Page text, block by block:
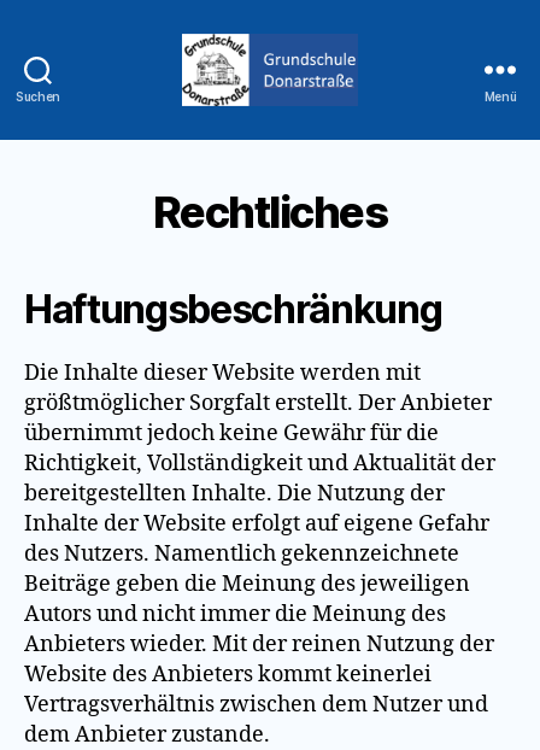
Suchen
Donarstraße
Menü
Rechtliches
Haftungsbeschränkung
Die Inhalte dieser Website werden mit
größtmöglicher Sorgfalt erstellt. Der Anbieter
übernimmt jedoch keine Gewähr für die
Richtigkeit, Vollständigkeit und Aktualität der
bereitgestellten Inhalte. Die Nutzung der
Inhalte der Website erfolgt auf eigene Gefahr
des Nutzers. Namentlich gekennzeichnete
Beiträge geben die Meinung des jeweiligen
Autors und nicht immer die Meinung des
Anbieters wieder. Mit der reinen Nutzung der
Website des Anbieters kommt keinerlei
Vertragsverhältnis zwischen dem Nutzer und
dem Anbieter zustande.